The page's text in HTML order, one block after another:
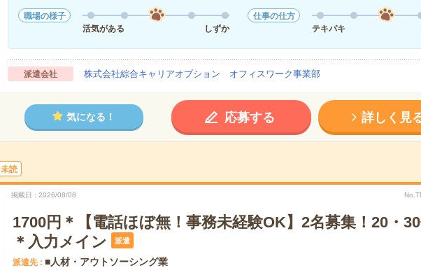
職場の様子
活気がある
しずか
仕事の仕方
テキパキ
派遣会社 株式会社綜合キャリアオプション オフィスワーク事業部
気になる！ 応募する 詳しく見
未読
掲載日 2026/08/08
1700円＊【電話ほぼ無！事務未経験OK】2名募集！20・
＊入力メイン
派遣
派遣先 ■人材・アウトソーシング業